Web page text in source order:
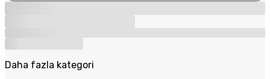
Daha fazla kategori